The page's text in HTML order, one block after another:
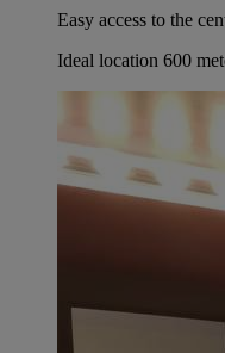
Easy access to the
Ideal location 600